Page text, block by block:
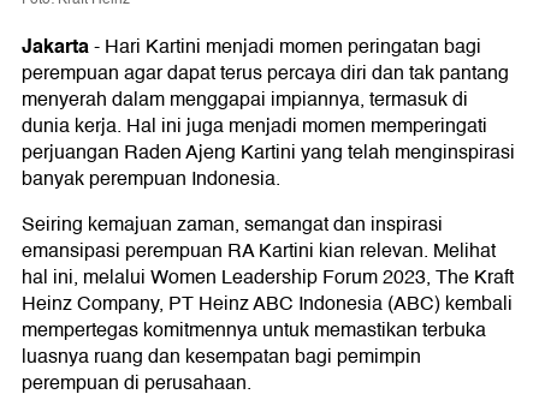
Jakarta-Hari Kartini menjadi momen peringatan bagi
perempuan agar dapat terus percaya diri dan tak pantang
menyerah dalam menggapai impiannya, termasuk di
dunia kerja. Hal ini juga menjadi momen memperingati
perjuangan Raden Ajeng Kartini yang telah menginspirasi
banyak perempuan Indonesia.
Seiring kemajuan zaman, semangat dan inspirasi
emansipasi perempuan RA Kartini kian relevan. Melihat
hal ini, melalui Women Leadership Forum 2023, The Kraft
Heinz Company, PT Heinz ABC Indonesia (ABC) kembali
mempertegas komitmennya untuk memastikan terbuka
luasnya ruang dan kesempatan bagi pemimpin
perempuan di perusahaan.